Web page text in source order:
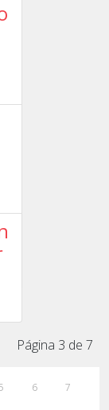
Página 3 de 7
6 7